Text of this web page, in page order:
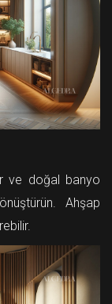
ve doğal banyo
Ahşap